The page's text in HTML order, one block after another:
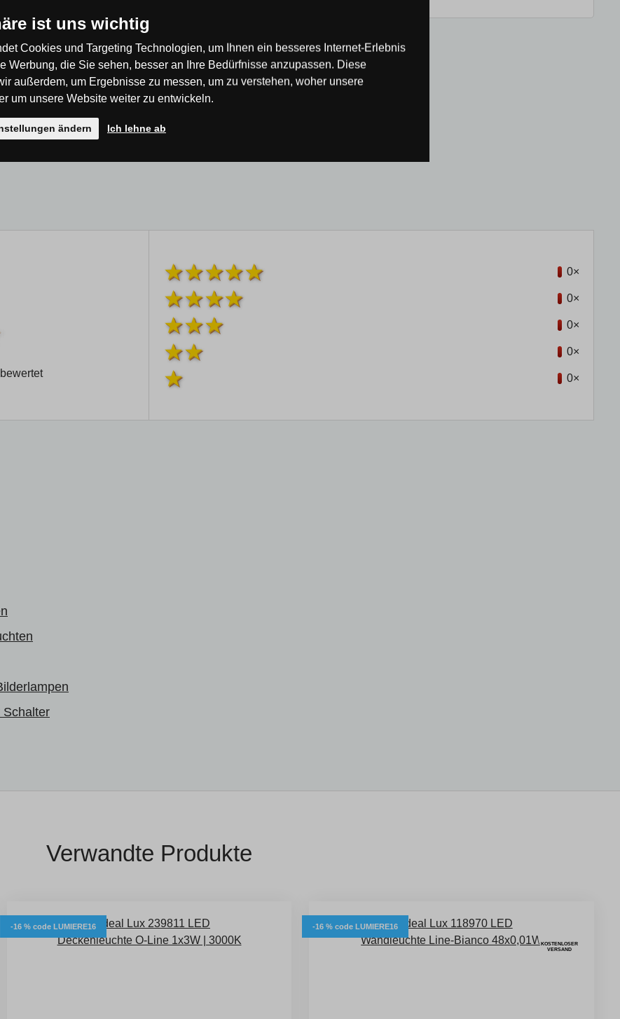
und bin damit einverstanden.
0×
0×
0×
0×
0×
Schalter
Verwandte Produkte
-16 % code LUMIERE16 -16 % code LUMIERE16
KOSTENLOSER
VERSAND
ist uns wichtig
Cookies und Targeting Technologien, um Ihnen ein besseres Internet-Erlebnis
Werbung, die Sie sehen, besser an Ihre Bedürfnisse anzupassen. Diese
außerdem, um Ergebnisse zu messen, um zu verstehen, woher unsere
um unsere Website weiter zu entwickeln.
ändern Ich lehne ab